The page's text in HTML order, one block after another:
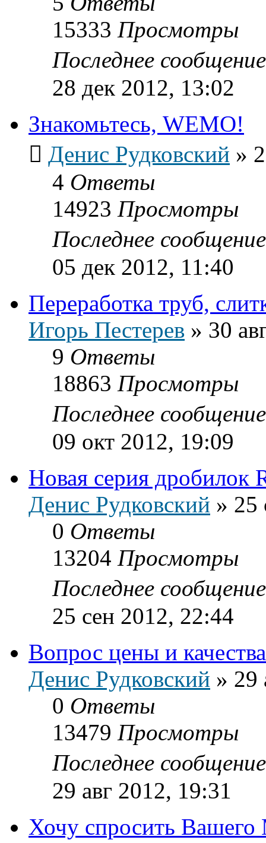
15333 Просмотры
Последнее
28 дек 2012, 13:02
Знакомьтесь, WEMO!
Денис Рудковский »
4 Ответы
14923 Просмотры
Последнее
05 дек 2012, 11:40
Переработка труб,
Игорь Пестерев » 30
9 Ответы
18863 Просмотры
Последнее
09 окт 2012, 19:09
Новая серия дробилок
Денис Рудковский » 25
0 Ответы
13204 Просмотры
Последнее
25 сен 2012, 22:44
Вопрос цены и качества
Денис Рудковский » 29
0 Ответы
13479 Просмотры
Последнее
29 авг 2012, 19:31
Хочу спросить